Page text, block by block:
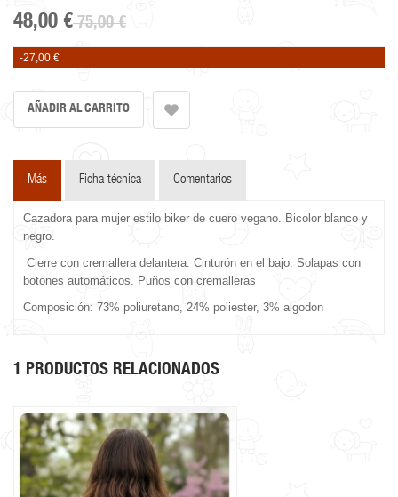
48,00 € 75,00 €
-27,00 €
Más Ficha técnica Comentarios
Cazadora para mujer estilo biker de cuero vegano. Bicolor blanco y
negro.
Cierre con cremallera delantera. Cinturón en el bajo. Solapas con
botones automáticos. Puños con cremalleras
Composición: 73% poliuretano, 24% poliester, 3% algodon
1 PRODUCTOS RELACIONADOS